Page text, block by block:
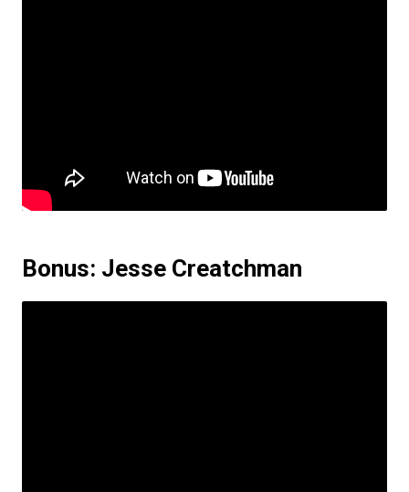
Bonus: Jesse Creatchman